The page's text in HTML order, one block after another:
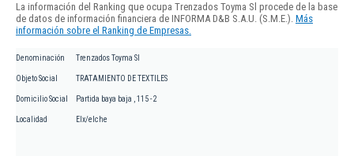
La información del Ranking que ocupa Trenzados Toyma Sl procede de la base
de datos de información financiera de INFORMA D&B S.A.U. (S.M.E.). Más
información sobre el Ranking de Empresas.
Denominación Trenzados Toyma Sl
Objeto Social TRATAMIENTO DE TEXTILES
Domicilio Social Partida baya baja , 115 - 2
Localidad Elx/elche